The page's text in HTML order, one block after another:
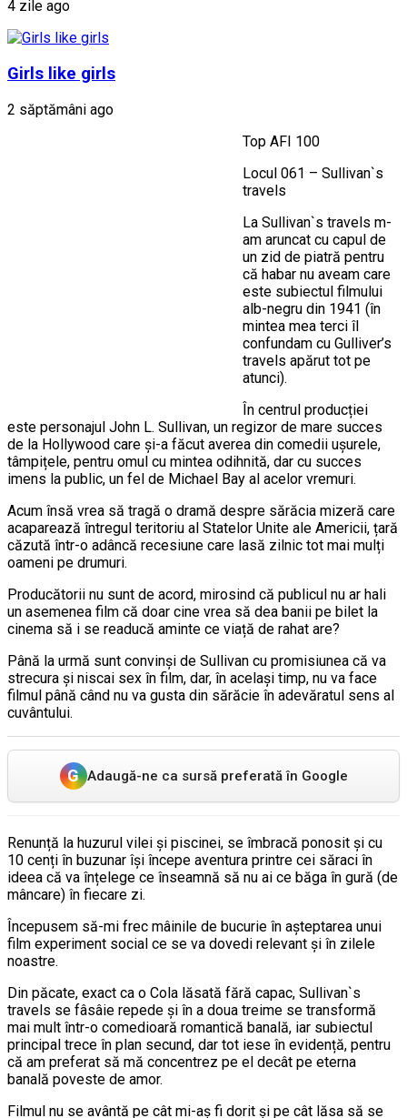
4 zile ago
Girls like girls
2 săptămâni ago
Top AFI 100
Locul 061 – Sullivan`s
travels
La Sullivan`s travels m-
am aruncat cu capul de
un zid de piatră pentru
că habar nu aveam care
este subiectul filmului
alb-negru din 1941 (în
mintea mea terci îl
confundam cu Gulliver’s
travels apărut tot pe
atunci).
În centrul producției
este personajul John L. Sullivan, un regizor de mare succes
de la Hollywood care și-a făcut averea din comedii ușurele,
tâmpițele, pentru omul cu mintea odihnită, dar cu succes
imens la public, un fel de Michael Bay al acelor vremuri.
Acum însă vrea să tragă o dramă despre sărăcia mizeră care
acaparează întregul teritoriu al Statelor Unite ale Americii, țară
căzută într-o adâncă recesiune care lasă zilnic tot mai mulți
oameni pe drumuri.
Producătorii nu sunt de acord, mirosind că publicul nu ar hali
un asemenea film că doar cine vrea să dea banii pe bilet la
cinema să i se readucă aminte ce viață de rahat are?
Până la urmă sunt convinși de Sullivan cu promisiunea că va
strecura și niscai sex în film, dar, în același timp, nu va face
filmul până când nu va gusta din sărăcie în adevăratul sens al
cuvântului.
G Adaugă-ne ca sursă preferată în Google
Renunță la huzurul vilei și piscinei, se îmbracă ponosit și cu
10 cenți în buzunar își începe aventura printre cei săraci în
ideea că va înțelege ce înseamnă să nu ai ce băga în gură (de
mâncare) în fiecare zi.
Începusem să-mi frec mâinile de bucurie în așteptarea unui
film experiment social ce se va dovedi relevant și în zilele
noastre.
Din păcate, exact ca o Cola lăsată fără capac, Sullivan`s
travels se fâsâie repede și în a doua treime se transformă
mai mult într-o comedioară romantică banală, iar subiectul
principal trece în plan secund, dar tot iese în evidență, pentru
că am preferat să mă concentrez pe el decât pe eterna
banală poveste de amor.
Filmul nu se avântă pe cât mi-aș fi dorit și pe cât lăsa să se